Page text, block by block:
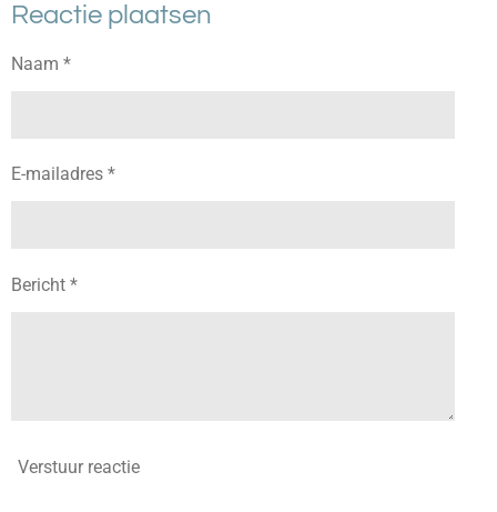
Reactie plaatsen
Naam *
E-mailadres *
Bericht *
Verstuur reactie